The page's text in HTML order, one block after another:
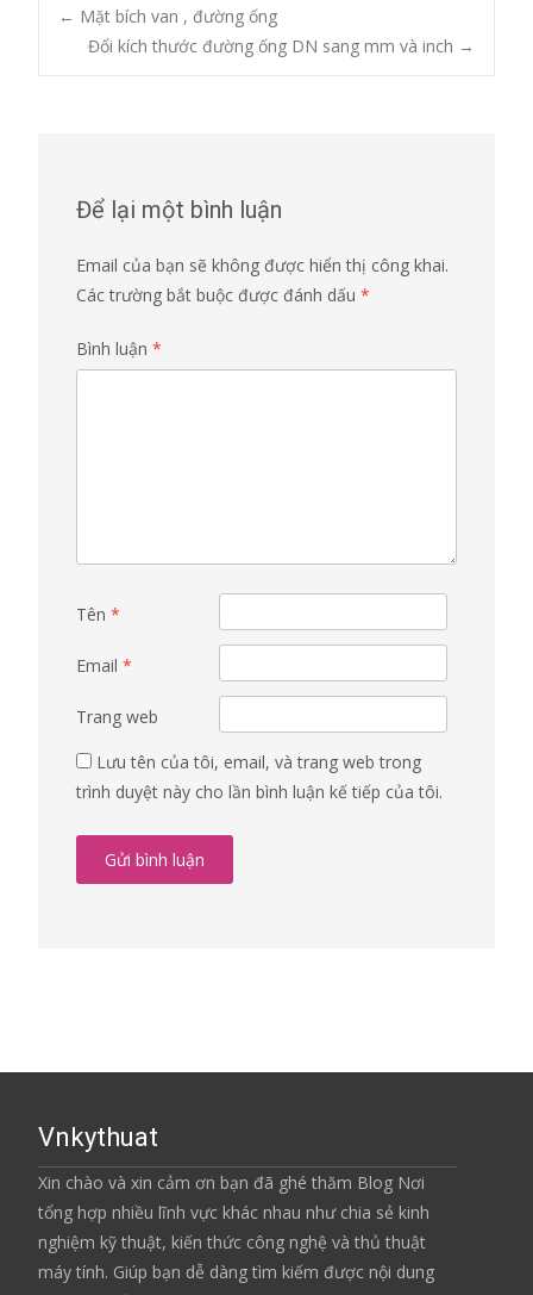
Post
← Mặt bích van , đường ống
Đổi kích thước đường ống DN sang mm và inch →
Để lại một bình luận
Email của bạn sẽ không được hiển thị công khai.
Các trường bắt buộc được đánh dấu *
Bình luận *
Tên *
Email *
Trang web
Lưu tên của tôi, email, và trang web trong
trình duyệt này cho lần bình luận kế tiếp của tôi.
Vnkythuat
Xin chào và xin cảm ơn bạn đã ghé thăm Blog Nơi
tổng hợp nhiều lĩnh vực khác nhau như chia sẻ kinh
nghiệm kỹ thuật, kiến thức công nghệ và thủ thuật
máy tính. Giúp bạn dễ dàng tìm kiếm được nội dung